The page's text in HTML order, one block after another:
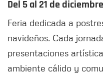
Del 5 al 21 de diciembre
Feria dedicada a
navideños. Cada
presentaciones
ambiente cálido y